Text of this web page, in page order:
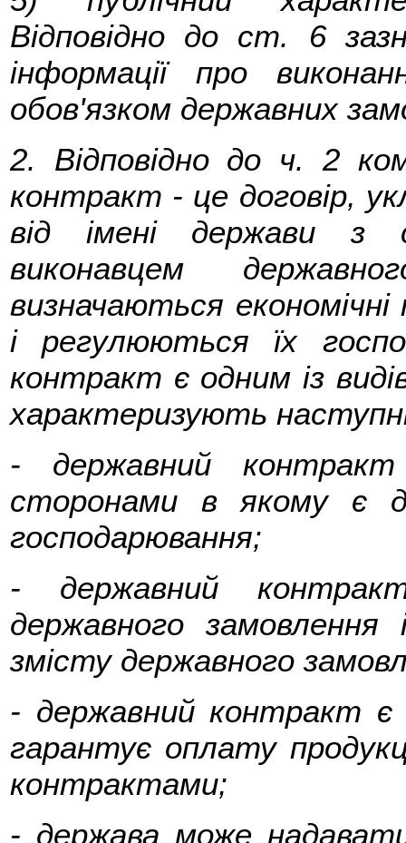
Відповідно до ст. 6
інформації про
обов'язком державних
2. Відповідно до ч. 2
контракт - це договір,
від імені держави з
виконавцем
визначаються
і регулюються їх
контракт є одним із
характеризують
- державний контракт
сторонами в якому є
господарювання;
- державний
державного замовлення
змісту державного
- державний контракт є
гарантує оплату
контрактами;
- держава може надавати